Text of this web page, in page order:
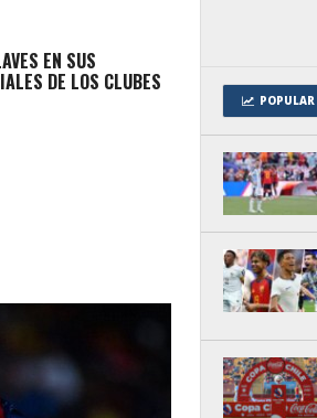
EN SUS
DE LOS CLUBES
POPULAR